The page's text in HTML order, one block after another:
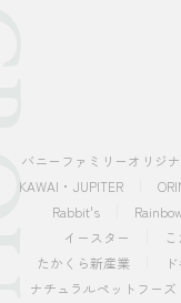
バニーファミリーオリジ
KAWAI・JUPITER
Rabbit's
イースター
たかくら新産業
ナチュラルペットフーズ